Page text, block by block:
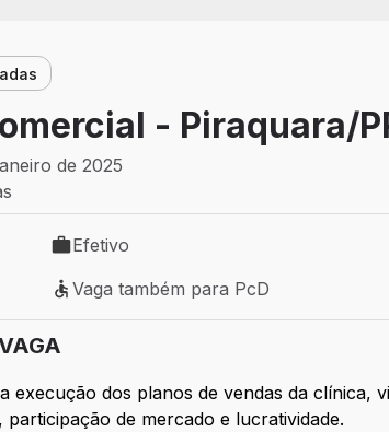
- Piraquara/
de 2025
- PR
Tipo de vaga: Efetivo
Efetivo
Vaga também para PcD
Vaga também para PcD
execução dos planos de vendas da clínica,
de mercado e lucratividade.